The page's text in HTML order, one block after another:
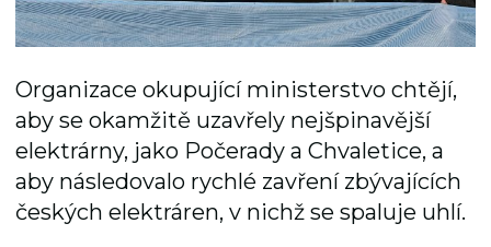
Organizace okupující ministerstvo chtějí,
aby se okamžitě uzavřely nejšpinavější
elektrárny, jako Počerady a Chvaletice, a
aby následovalo rychlé zavření zbývajících
českých elektráren, v nichž se spaluje uhlí.